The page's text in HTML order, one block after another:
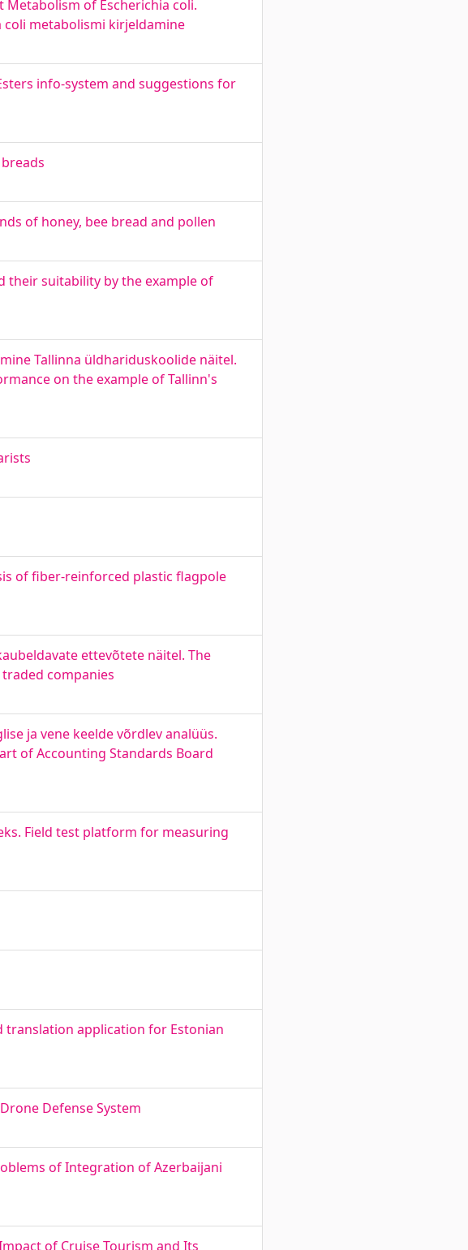
of Escherichia coli.
metabolismi kirjeldamine
info-system and suggestions for
of honey, bee bread and pollen
their suitability by the example of
Tallinna üldhariduskoolide näitel.
on the example of Tallinn's
of fiber-reinforced plastic flagpole
ettevõtete näitel. The
companies
ja vene keelde võrdlev analüüs.
of Accounting Standards Board
Field test platform for measuring
translation application for Estonian
Defense System
of Integration of Azerbaijani
of Cruise Tourism and Its